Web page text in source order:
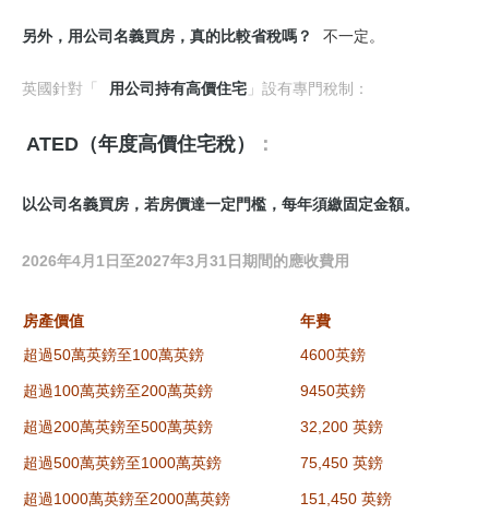
另外，用公司名義買房，真的比較省稅嗎？ 不一定。
英國針對「 用公司持有高價住宅 」設有專門稅制：
ATED（年度高價住宅稅） ：
以公司名義買房，若房價達一定門檻，每年須繳固定金額。
2026年4月1日至2027年3月31日期間的應收費用
房產價值
年費
超過50萬英鎊至100萬英鎊
4600英鎊
超過100萬英鎊至200萬英鎊 9450英鎊
超過200萬英鎊至500萬英鎊 32,200 英鎊
超過500萬英鎊至1000萬英鎊 75,450 英鎊
超過1000萬英鎊至2000萬英鎊 151,450 英鎊